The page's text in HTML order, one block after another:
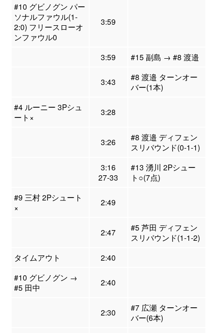
#10 グビノグン パー
ソナルファウル(1-
2:0) フリースローオ
ンファウル0
3:59
3:59 #15 副島 → #8 渡邉
3:43
#8 渡邉 ターンオー
バー(1本)
#4 ルーニー 3Pシュ
ート×
3:28
3:26
#8 渡邉 ディフェン
スリバウンド(0-1-1)
3:16
27-33
#13 湧川 2Pシュー
ト○(7点)
#9 三村 2Pシュート
×
2:49
2:47
#5 芦田 ディフェン
スリバウンド(1-1-2)
タイムアウト
2:40
#10 グビノグン →
#5 田中
2:40
2:30
#7 広瀬 ターンオー
バー(6本)